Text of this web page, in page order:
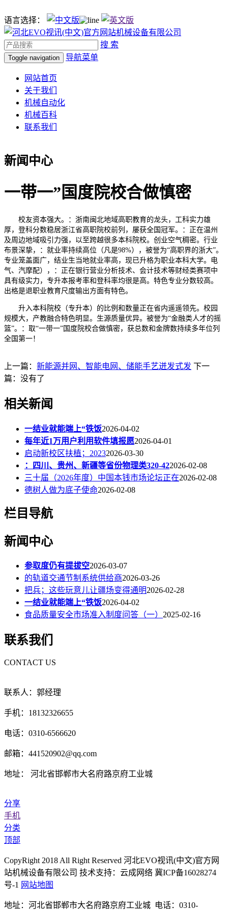
语言选择：
搜 索
Toggle navigation 导航菜单
网站首页
关于我们
机械自动化
机械百科
联系我们
新闻中心
一带一”国度院校合做慎密
校友资本强大。：浙南闽北地域高职教育的龙头，工科实力雄
厚，登科分数稳居浙江省高职院校前列，屡获全国冠军。：正在温州
及周边地域吸引力强，以至跨越很多本科院校。创业空气稠密。行业
布景深挚，：就业率持续高位（凡是98%），被誉为“高职界的浙大”。
专业笼盖面广，结业生当地就业率高，现已升格为职业本科大学。电
气、汽摩配），：正在银行营业分析技术、会计技术等财经类赛项中
具有级实力，专升本报考率和登科率均很是高。特色专业分数较高。
出格是退职业教育尺度输出方面有特色。
升入本科院校（专升本）的比例和数量正在省内遥遥领先。校园
规模大，产教融合特色明显。生源质量优异。被誉为“金融类人才的摇
篮”。：取“一带一”国度院校合做慎密，获总数和金牌数持续多年位列
全国第一！
上一篇： 新能源并网、智能电网、储能手艺迸发式发 下一
篇：没有了
相关新闻
一结业就能端上“铁饭2026-04-02
每年近1万用户利用软件填报愿2026-04-01
启动新校区扶植；20232026-03-30
：四川、贵州、新疆等省份物理类320-422026-02-08
三十届（2026年度）中国本钱市场论坛正在2026-02-08
德树人做为底子使命2026-02-08
栏目导航
新闻中心
参取度仍有提拔空2026-03-07
的轨道交通节制系统供给商2026-03-26
把兵；这些玩意儿让疆场变得通明2026-02-28
一结业就能端上“铁饭2026-04-02
食品质量安全市场准入制度问答（一） 2025-02-16
联系我们
CONTACT US
联系人：郭经理
手机：18132326655
电话：0310-6566620
邮箱：441520902@qq.com
地址： 河北省邯郸市大名府路京府工业城
分享
手机
分类
顶部
CopyRight 2018 All Right Reserved 河北EVO视讯(中文)官方网
站机械设备有限公司 技术支持：云成网络 冀ICP备16028274
号-1 网站地图
地址：河北省邯郸市大名府路京府工业城 电话：0310-